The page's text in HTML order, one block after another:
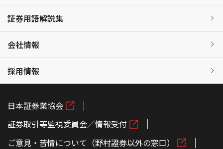
証券用語解説集
会社情報
採用情報
日本証券業協会
証券取引等監視委員会／情報受付
ご意見・苦情について（野村證券以外の窓口）